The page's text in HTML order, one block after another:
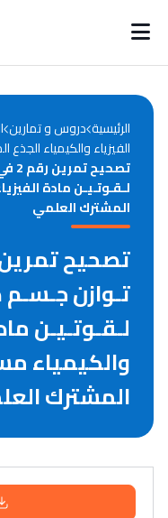
Annonces bourses
الرئيسية دروس و تمارين
الفيزياء والكيمياء
لـقـوتـيـن مادة
المشترك العلمي
تـوازن
لـقـوتـيـن
والكيمياء
المشترك